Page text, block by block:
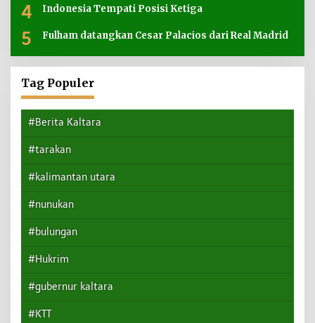
4 Indonesia Tempati Posisi Ketiga
5 Fulham datangkan Cesar Palacios dari Real Madrid
Tag Populer
#Berita Kaltara
#tarakan
#kalimantan utara
#nunukan
#bulungan
#Hukrim
#gubernur kaltara
#KTT